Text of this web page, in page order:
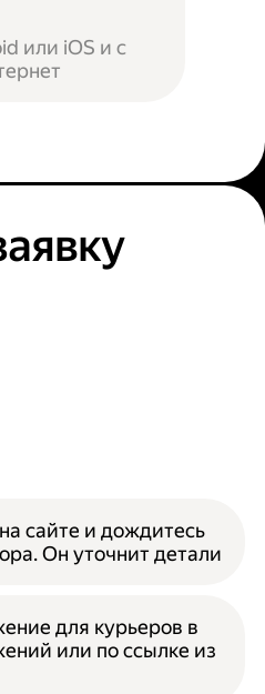
или iOS и с
сайте и дождитесь
Он уточнит детали
для курьеров в
или по ссылке из